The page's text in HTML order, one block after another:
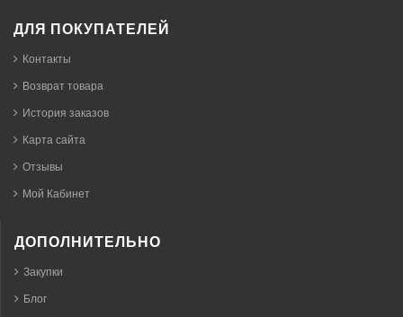
ДЛЯ ПОКУПАТЕЛЕЙ
Контакты
Возврат товара
История заказов
Карта сайта
Отзывы
Мой Кабинет
ДОПОЛНИТЕЛЬНО
Закупки
Блог